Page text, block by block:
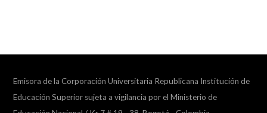
Emisora de la Corporación Universitaria Republicana Institución de
Educación Superior sujeta a vigilancia por el Ministerio de